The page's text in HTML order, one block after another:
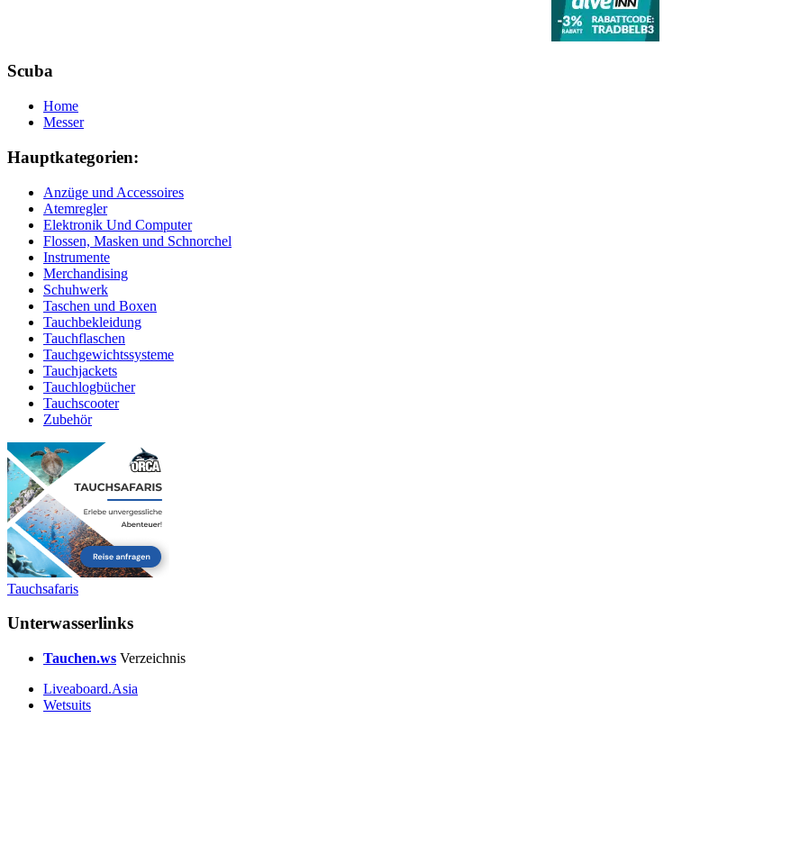
Scuba
Home
Messer
Hauptkategorien:
Anzüge und Accessoires
Atemregler
Elektronik Und Computer
Flossen, Masken und Schnorchel
Instrumente
Merchandising
Schuhwerk
Taschen und Boxen
Tauchbekleidung
Tauchflaschen
Tauchgewichtssysteme
Tauchjackets
Tauchlogbücher
Tauchscooter
Zubehör
Tauchsafaris
Unterwasserlinks
Tauchen.ws Verzeichnis
Liveaboard.Asia
Wetsuits